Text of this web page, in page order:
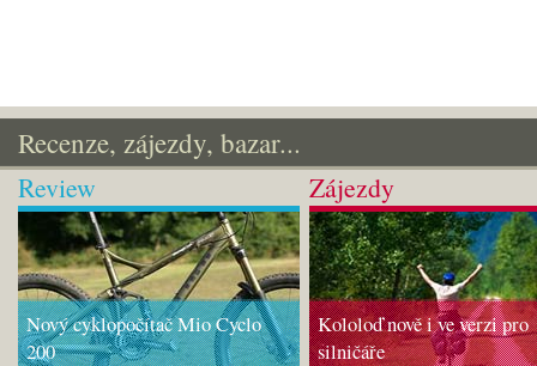
Recenze, zájezdy, bazar...
Review
Nový cyklopočítač Mio Cyclo
200
Zájezdy
Kololoď nově i ve verzi pro
silničáře